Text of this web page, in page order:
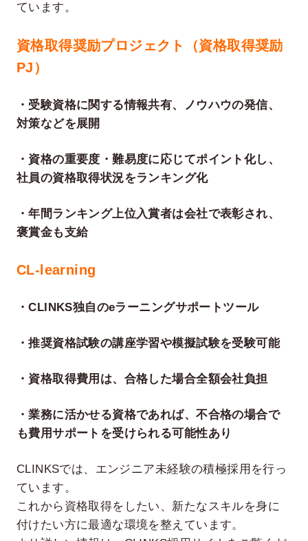
ています。
資格取得奨励プロジェクト（資格取得奨励
PJ）
・受験資格に関する情報共有、ノウハウの発信、
対策などを展開
・資格の重要度・難易度に応じてポイント化し、
社員の資格取得状況をランキング化
・年間ランキング上位入賞者は会社で表彰され、
褒賞金も支給
CL-learning
・CLINKS独自のeラーニングサポートツール
・推奨資格試験の講座学習や模擬試験を受験可能
・資格取得費用は、合格した場合全額会社負担
・業務に活かせる資格であれば、不合格の場合で
も費用サポートを受けられる可能性あり
CLINKSでは、エンジニア未経験の積極採用を行っ
ています。
これから資格取得をしたい、新たなスキルを身に
付けたい方に最適な環境を整えています。